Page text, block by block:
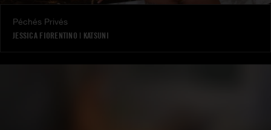
Péchés Privés
JESSICA FIORENTINO | KATSUNI